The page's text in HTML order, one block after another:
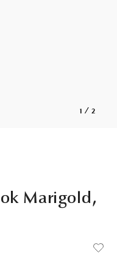
1 / 2
Marigold,